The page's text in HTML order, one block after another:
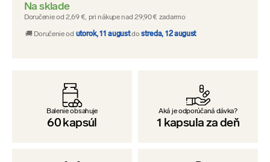
Na sklade
Doručenie od 2,69 €, pri nákupe nad 29,90 € zadarmo
🚚 Doručenie od utorok, 11 augustdostreda, 12 august
Balenie obsahuje
60kapsúl
Aká je odporúčaná dávka?
1 kapsula za deň